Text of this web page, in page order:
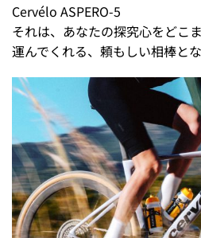
Cervélo ASPERO-5
それは、あなたの探究心をどこ
運んでくれる、頼もしい相棒とな